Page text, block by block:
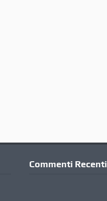
Commenti Recenti